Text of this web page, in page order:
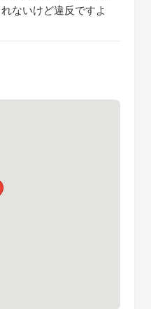
ないけど違反ですよ